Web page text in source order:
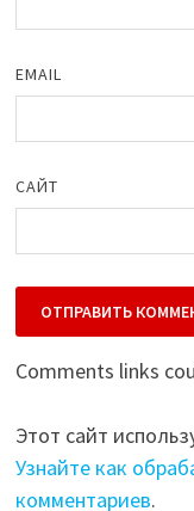
EMAIL
САЙТ
Comments links
Этот сайт
Узнайте как
комментариев.